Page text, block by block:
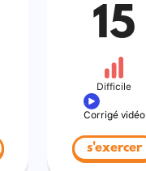
15
Difficile
Corrigé vidéo
s'exercer